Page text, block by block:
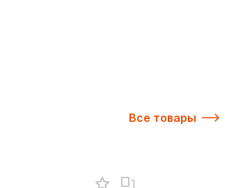
Все товары